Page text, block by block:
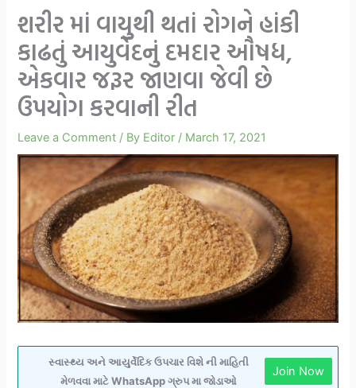
શરીર માં વાયુથી થતાં રોગને હાંકી
કાઢતું આયુર્વેદનું દમદાર ઔષધ,
એકવાર જરૂર જાણવા જેવી છે
ઉપયોગ કરવાની રીત
Leave a Comment / By Editor / March 17, 2021
સ્વાસ્થ્ય અને આયુર્વેદિક ઉપચાર વિશે ની માહિતી
મેળવવા માટે WhatsApp ગ્રુપ મા જોડાઓ
Join Now